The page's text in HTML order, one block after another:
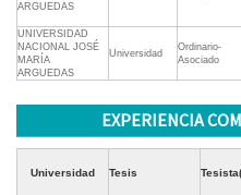
ARGUEDAS
UNIVERSIDAD
NACIONAL JOSÉ
MARÍA
ARGUEDAS
Universidad
Ordinario-
Asociado
EXPERIENCIA
Universidad Tesis